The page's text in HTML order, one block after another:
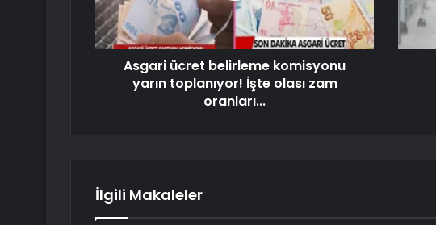
Asgari ücret belirleme komisyonu
yarın toplanıyor! İşte olası zam
oranları...
İlgili Makaleler